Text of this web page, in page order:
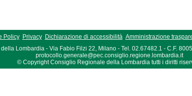
Policy Privacy Dichiarazione di accessibilità Amministrazione
Lombardia - Via Fabio Filzi 22, Milano - Tel. 02.67482.1 - C.F.
protocollo.generale@pec.consiglio.regione.lombardia.it
© Copyright Consiglio Regionale della Lombardia tutti i diritti